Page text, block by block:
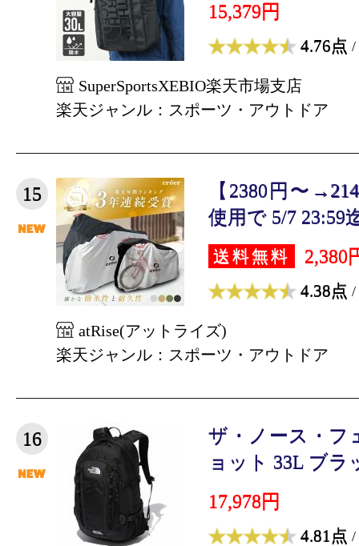
15,379円
4.76点 /
SuperSportsXEBIO楽天市場支店
楽天ジャンル：スポーツ・アウトドア
15
【2380円〜
使用で 5/7 23:59
送料無料 2,380
4.38点 /
atRise(アットライズ)
楽天ジャンル：スポーツ・アウトドア
16
ザ・ノース・フ
ョット 33L ブラ
17,978円
4.81点 /